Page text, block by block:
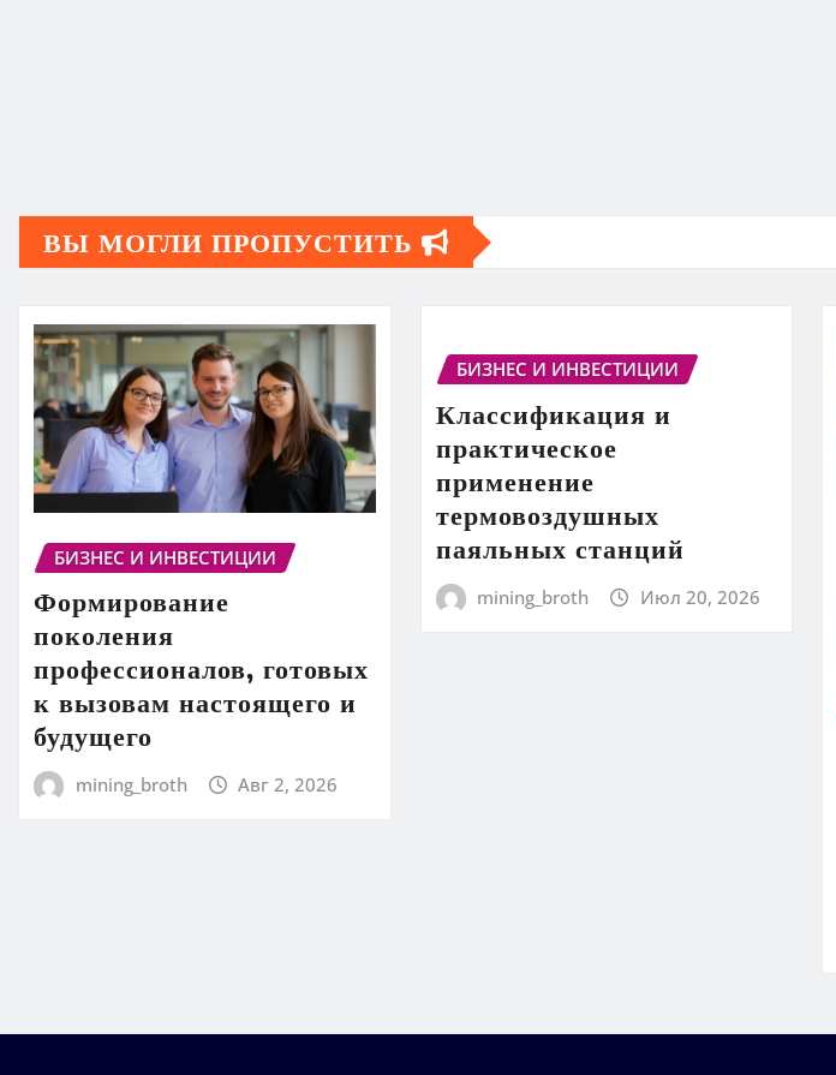
ВЫ МОГЛИ ПРОПУСТИТЬ
БИЗНЕС И ИНВЕСТИЦИИ
Формирование
поколения
профессионалов, готовых
к вызовам настоящего и
будущего
mining_broth Авг 2, 2026
БИЗНЕС И ИНВЕСТИЦИИ
Классификация и
практическое
применение
термовоздушных
паяльных станций
mining_broth Июл 20, 2026